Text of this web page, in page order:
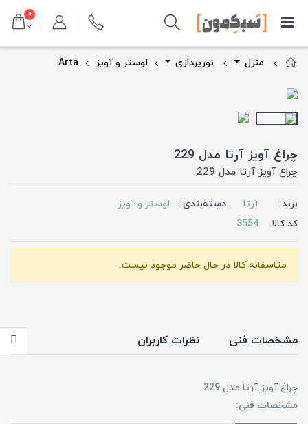
۰
منزل نورپردازی لوستر و آویز Arta
چراغ آویز آرتا مدل 229
چراغ آویز آرتا مدل 229
برند: آرتا دسته‌بندی:
لوستر و آویز
کد کالا:
3554
متاسفانه کالا در حال حاضر موجود نیست.
مشخصات فنی نظرات کاربران
چراغ آویز آرتا مدل 229
مشخصات فنی: